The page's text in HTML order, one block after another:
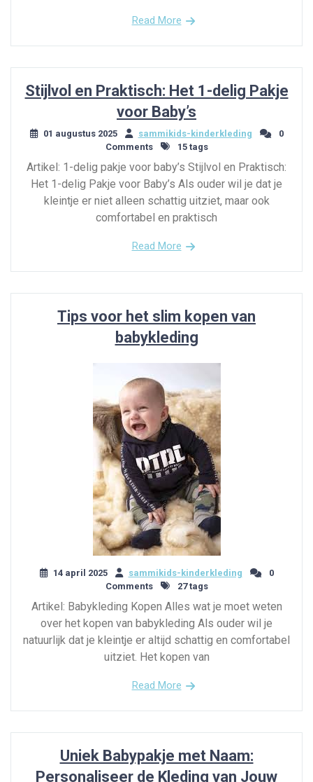
Read More
Stijlvol en Praktisch: Het 1-delig Pakje
voor Baby’s
01 augustus 2025 sammikids-kinderkleding
0
Comments
15 tags
Artikel: 1-delig pakje voor baby’s Stijlvol en Praktisch:
Het 1-delig Pakje voor Baby’s Als ouder wil je dat je
kleintje er niet alleen schattig uitziet, maar ook
comfortabel en praktisch
Read More
Tips voor het slim kopen van
babykleding
14 april 2025 sammikids-kinderkleding
0
Comments
27 tags
Artikel: Babykleding Kopen Alles wat je moet weten
over het kopen van babykleding Als ouder wil je
natuurlijk dat je kleintje er altijd schattig en comfortabel
uitziet. Het kopen van
Read More
Uniek Babypakje met Naam:
Personaliseer de Kleding van Jouw